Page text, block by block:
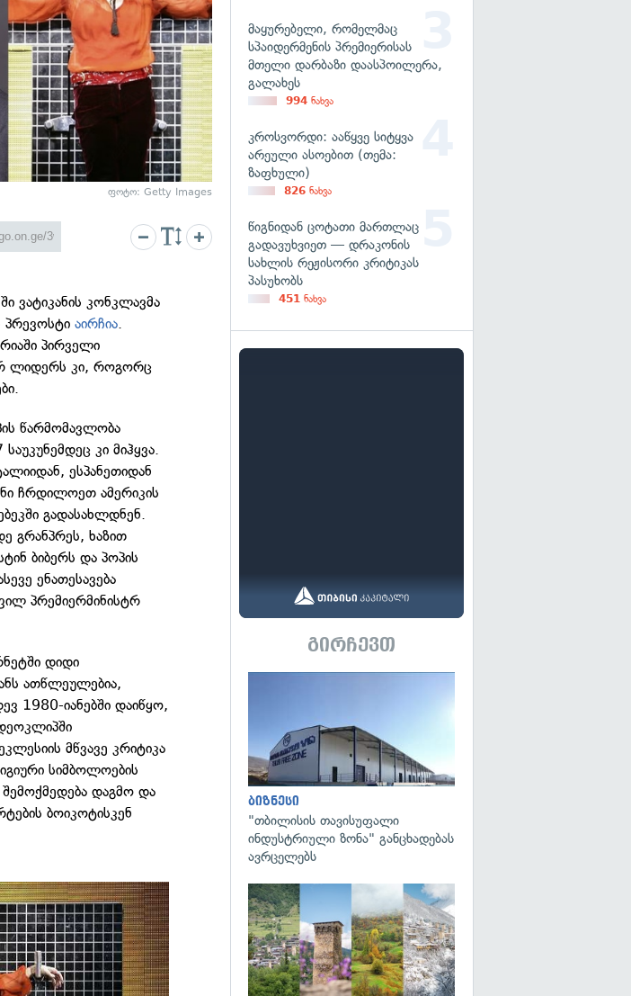
ფოტო: Getty Images
ვატიკანის კონკლავმა
პრევოსტიაირჩია.
პირველი
ლიდერს კი, როგორც
წარმომავლობა
კი მიჰყვა.
ესპანეთიდან
ჩრდილოეთ ამერიკის
გადასახლდნენ.
გრანპრეს, ხაზით
ბიბერს და პოპის
ენათესავება
პრემიერმინისტრ
დიდი
ათწლეულებია,
1980-იანებში დაიწყო,
მწვავე კრიტიკა
სიმბოლოების
შემოქმედება დაგმო და
ბოიკოტისკენ
მაყურებელი, რომელმაც
სპაიდერმენის პრემიერისას
მთელი დარბაზი დაასპოილერა,
გალახეს
994 ნახვა
კროსვორდი: ააწყვე სიტყვა
არეული ასოებით (თემა:
ზაფხული)
826 ნახვა
წიგნიდან ცოტათი მართლაც
გადავუხვიეთ — დრაკონის
სახლის რეჟისორი კრიტიკას
პასუხობს
451 ნახვა
გირჩევთ
ბიზნესი
"თბილისის თავისუფალი
ინდუსტრიული ზონა" განცხადებას
ავრცელებს